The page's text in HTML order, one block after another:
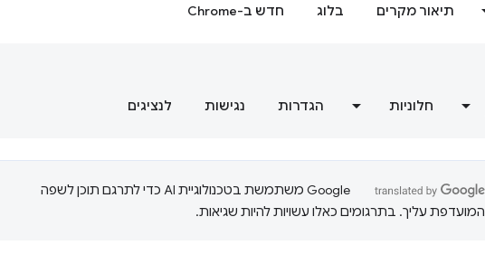
תיאור מקרים בלוג חדש ב-Chrome
חלוניות הגדרות נגישות לנציגים
‫Google משתמשת בטכנולוגיית AI כדי לתרגם תוכן לשפה
המועדפת עליך. בתרגומים כאלו עשויות להיות שגיאות.